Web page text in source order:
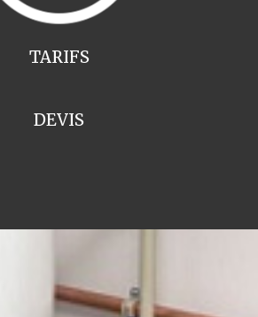
TARIFS
DEVIS